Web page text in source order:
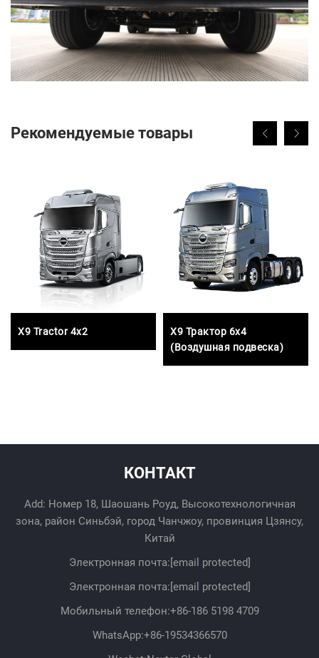
Рекомендуемые товары
X9 Tractor 4x2
X9 Трактор 6x4
(Воздушная подвеска)
КОНТАКТ
Add: Номер 18, Шаошань Роуд, Высокотехнологичная
зона, район Синьбэй, город Чанчжоу, провинция Цзянсу,
Китай
Электронная почта: [email protected]
Электронная почта: [email protected]
Мобильный телефон:+86-186 5198 4709
WhatsApp:+86-19534366570